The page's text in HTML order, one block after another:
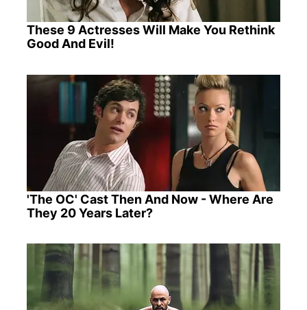
These 9 Actresses Will Make You Rethink
Good And Evil!
'The OC' Cast Then And Now - Where Are
They 20 Years Later?